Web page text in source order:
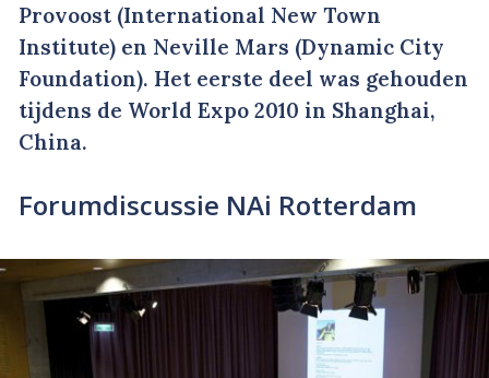
Provoost (International New Town
Institute) en Neville Mars (Dynamic City
Foundation). Het eerste deel was gehouden
tijdens de World Expo 2010 in Shanghai,
China.
Forumdiscussie NAi Rotterdam